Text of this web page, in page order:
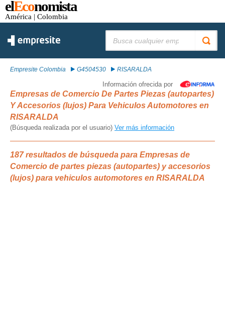
elEconomista
América | Colombia
Empresite Colombia G4504530 RISARALDA
Información ofrecida por
Empresas de Comercio De Partes Piezas (autopartes)
Y Accesorios (lujos) Para Vehiculos Automotores en
RISARALDA
(Búsqueda realizada por el usuario) Ver más información
187 resultados de búsqueda para Empresas de
Comercio de partes piezas (autopartes) y accesorios
(lujos) para vehiculos automotores en RISARALDA